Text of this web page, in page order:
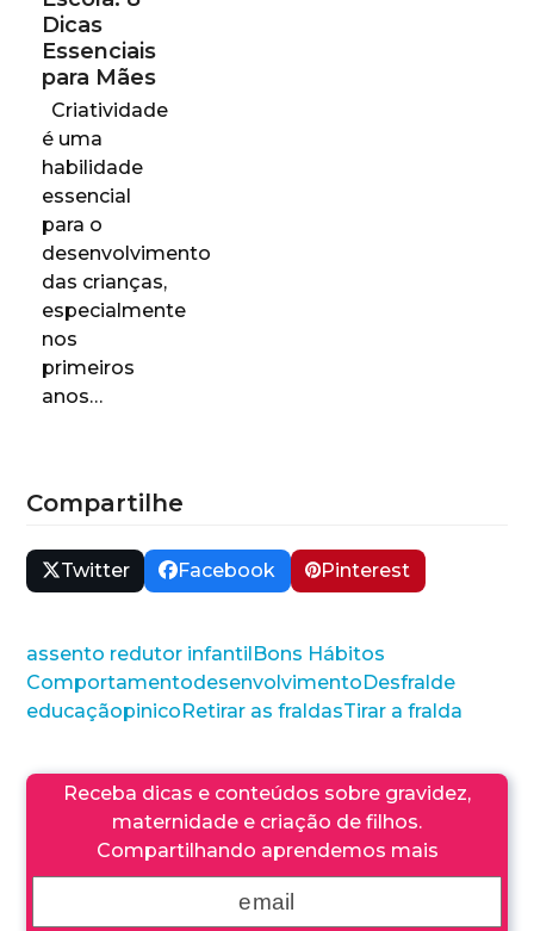
Dicas
Essenciais
para Mães
Criatividade
é uma
habilidade
essencial
para o
desenvolvimento
das crianças,
especialmente
nos
primeiros
anos…
Compartilhe
Twitter Facebook Pinterest
assento redutor infantil Bons Hábitos
Comportamentodesenvolvimento Desfralde
educaçãopinico Retirar as fraldasTirar a fralda
Receba dicas e conteúdos sobre gravidez,
maternidade e criação de filhos.
Compartilhando aprendemos mais